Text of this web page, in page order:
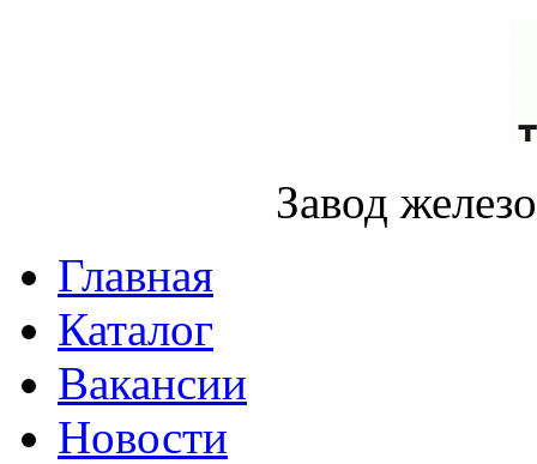
Завод
Главная
Каталог
Вакансии
Новости